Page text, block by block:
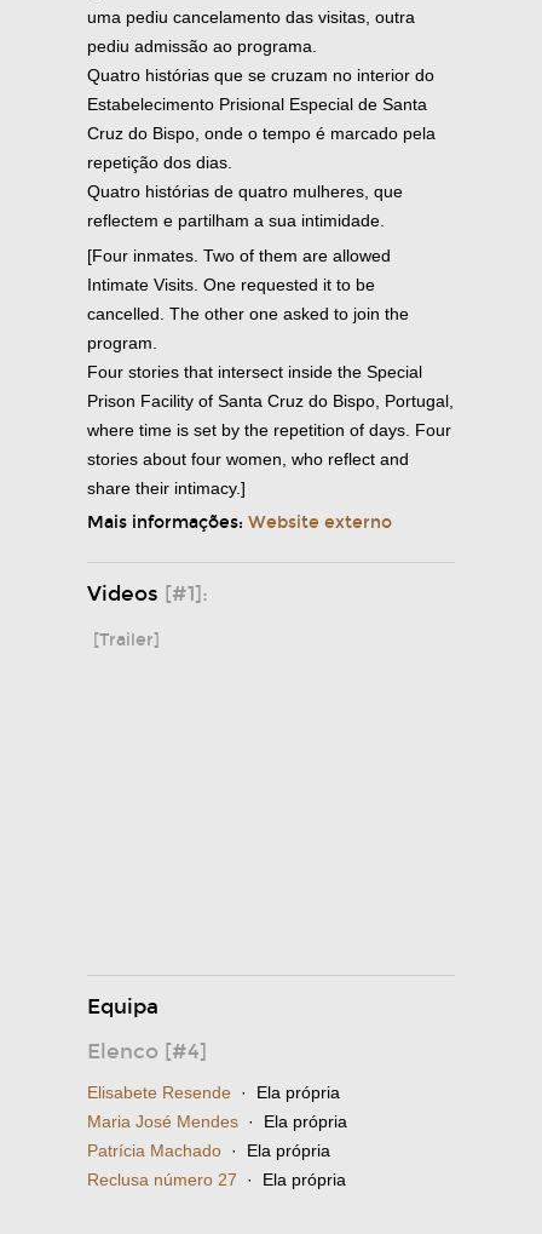
uma pediu cancelamento das visitas, outra
pediu admissão ao programa.
Quatro histórias que se cruzam no interior do
Estabelecimento Prisional Especial de Santa
Cruz do Bispo, onde o tempo é marcado pela
repetição dos dias.
Quatro histórias de quatro mulheres, que
reflectem e partilham a sua intimidade.
[Four inmates. Two of them are allowed
Intimate Visits. One requested it to be
cancelled. The other one asked to join the
program.
Four stories that intersect inside the Special
Prison Facility of Santa Cruz do Bispo, Portugal,
where time is set by the repetition of days. Four
stories about four women, who reflect and
share their intimacy.]
Mais informações: Website externo
Videos [#1]:
[Trailer]
Equipa
Elenco [#4]
Elisabete Resende · Ela própria
Maria José Mendes · Ela própria
Patrícia Machado · Ela própria
Reclusa número 27 · Ela própria